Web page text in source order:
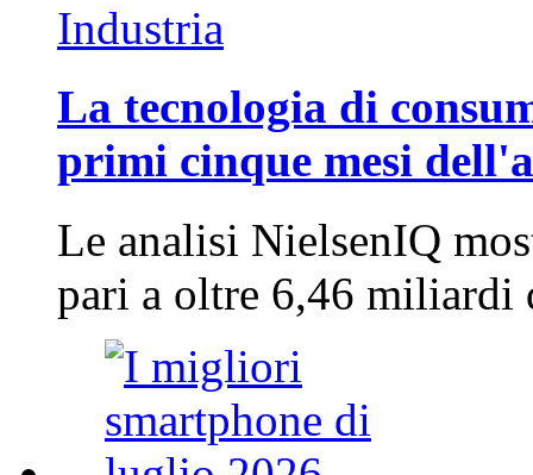
Industria
La tecnologia di
primi cinque mesi
Le analisi NielsenIQ
pari a oltre 6,46